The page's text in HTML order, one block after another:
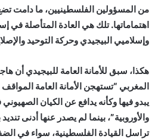
من المسؤولين الفلسطينيين، ما دامت تضع
اهتماماتها. تلك هي العادة المتأصلة في
وإسلاميي البيجيدي وحركة التوحيد
هكذا، سبق للأمانة العامة للبيجيدي أن
المغربي “تستهجن الأمانة العامة المواقف
يبدو فيها وكأنه يدافع عن الكيان
والأوروبية”، بينما لم يصدر عنها أدنى
تراسل القيادة الفلسطينية، سواء في